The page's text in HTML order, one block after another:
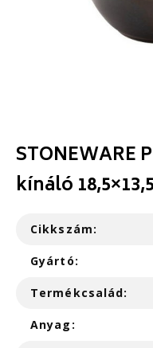
STONEWARE
kínáló
Cikkszám:
Gyártó:
Termékcsalád:
Anyag: